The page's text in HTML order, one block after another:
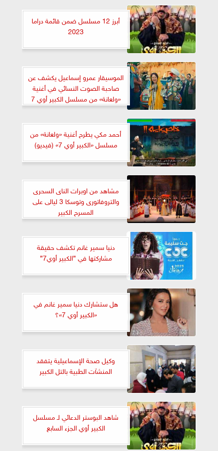
أبرز 12 مسلسل ضمن قائمة دراما
2023
الموسيقار عمرو إسماعيل يكشف عن
صاحبة الصوت النسائي في أغنية
«ولعانة» من مسلسل الكبير أوي 7
أحمد مكي يطرح أغنية «ولعانة» من
مسلسل «الكبير أوي 7» (فيديو)
مشاهد من اوبرات الناى السحرى
والتروفاتورى وتوسكا 3 ليالى على
المسرح الكبير
دنيا سمير غانم تكشف حقيقة
مشاركتها في ”الكبير أوي7”
هل ستشارك دنيا سمير غانم في
«الكبير أوي 7»؟
وكيل صحة الإسماعيلية يتفقد
المنشآت الطبية بالتل الكبير
شاهد البوستر الدعائي لـ مسلسل
الكبير أوي الجزء السابع